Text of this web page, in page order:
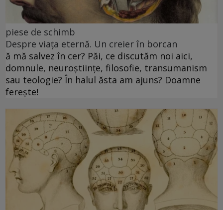
piese de schimb
Despre viața eternă. Un creier în borcan
ă mă salvez în cer? Păi, ce discutăm noi aici,
domnule, neuroștiințe, filosofie, transumanism
sau teologie? În halul ăsta am ajuns? Doamne
ferește!